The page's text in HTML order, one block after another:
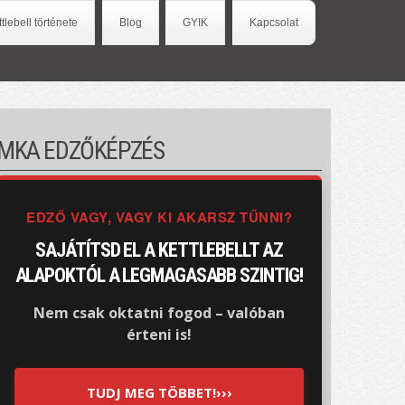
története Blog GYIK Kapcsolat
EDZŐKÉPZÉS
EDZŐ VAGY, VAGY KI AKARSZ TŰNNI?
SAJÁTÍTSD EL A KETTLEBELLT AZ
ALAPOKTÓL A LEGMAGASABB SZINTIG!
Nem csak oktatni fogod – valóban
érteni is!
TUDJ MEG TÖBBET!›››